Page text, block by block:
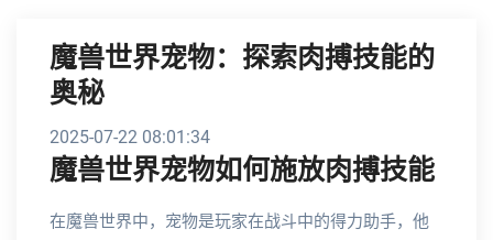
魔兽世界宠物：探索肉搏技能的
奥秘
2025-07-22 08:01:34
魔兽世界宠物如何施放肉搏技能
在魔兽世界中，宠物是玩家在战斗中的得力助手，他